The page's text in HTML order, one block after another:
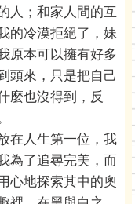
人；和家人間的互
的冷漠拒絕了，妹
原本可以擁有好多
頭來，只是把自己
麼也沒得到，反
在人生第一位，我
為了追尋完美，而
心地探索其中的奧